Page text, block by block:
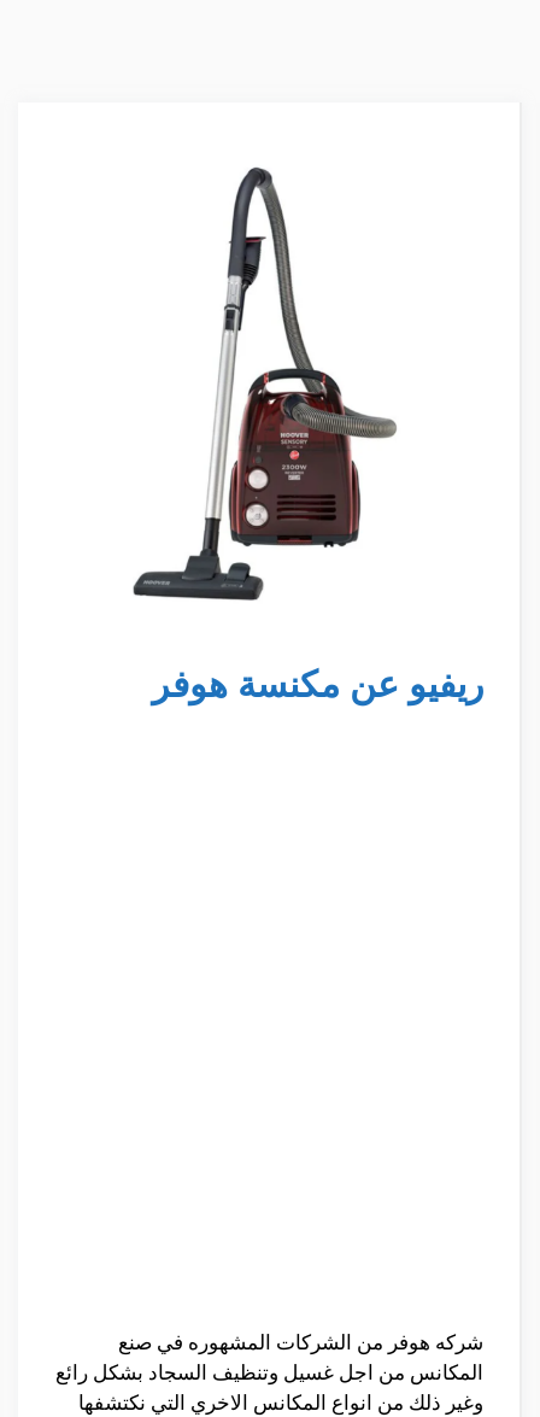
ريفيو عن مكنسة هوفر
شركه هوفر من الشركات المشهوره في صنع
المكانس من اجل غسيل وتنظيف السجاد بشكل رائع
وغير ذلك من انواع المكانس الاخري التي نكتشفها